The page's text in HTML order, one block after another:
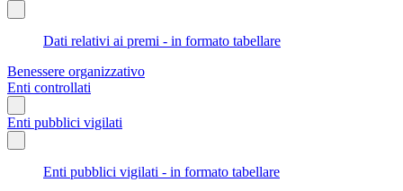
Dati relativi ai premi - in formato tabellare
Benessere organizzativo
Enti controllati
Enti pubblici vigilati
Enti pubblici vigilati - in formato tabellare